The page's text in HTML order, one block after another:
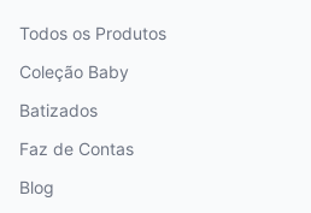
Todos os Produtos
Coleção Baby
Batizados
Faz de Contas
Blog